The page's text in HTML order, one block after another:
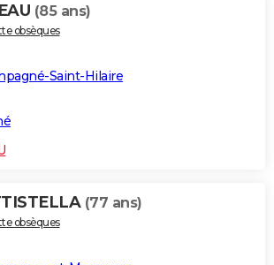
(85 ans)
obsèques
Saint-Hilaire
(77 ans)
obsèques